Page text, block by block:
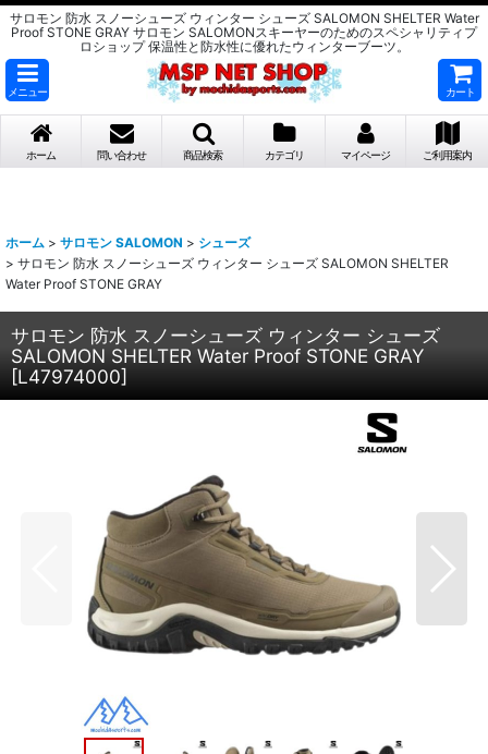
サロモン 防水 スノーシューズ ウィンター シューズ SALOMON SHELTER Water
Proof STONE GRAY サロモン SALOMONスキーヤーのためのスペシャリティプ
ロショップ 保温性と防水性に優れたウィンターブーツ。
メニュー カート
ホーム 問い合わせ 商品検索 カテゴリ マイページ ご利用案内
ホーム > サロモン SALOMON > シューズ
> サロモン 防水 スノーシューズ ウィンター シューズ SALOMON SHELTER
Water Proof STONE GRAY
サロモン 防水 スノーシューズ ウィンター シューズ
SALOMON SHELTER Water Proof STONE GRAY
[L47974000]